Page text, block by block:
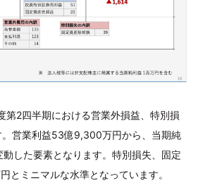
第2四半期における営業外損益、特別損
営業利益53億9,300万円から、当期純
した要素となります。特別損失、固定
とミニマルな水準となっています。